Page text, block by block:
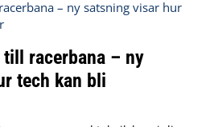
racerbana – ny
tech kan bli